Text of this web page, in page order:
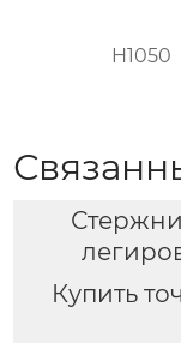
H1050
Купить